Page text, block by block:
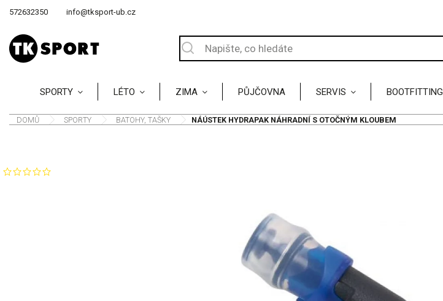
572632350 info@tksport-ub.cz
SPORTY LÉTO ZIMA PŮJČOVNA SERVIS BOOTFITTING
DOMŮ SPORTY BATOHY, TAŠKY NÁÚSTEK HYDRAPAK NÁHRADNÍ S OTOČNÝM KLOUBEM